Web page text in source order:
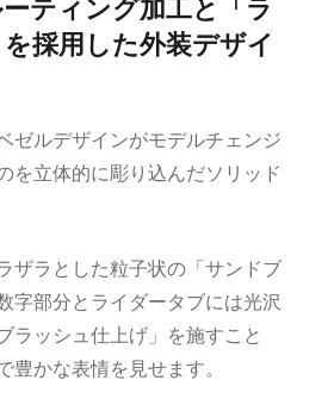
ティング加工と「ラ
採用した外装デザイ
ゼルデザインがモデルチェンジ
を立体的に彫り込んだソリッド
ザラとした粒子状の「サンドブ
字部分とライダータブには光沢
ラッシュ仕上げ」を施すこと
豊かな表情を見せます。